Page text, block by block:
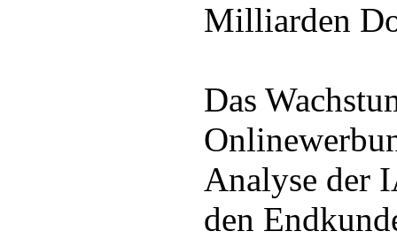
Milliarden
Das
Analyse der
den